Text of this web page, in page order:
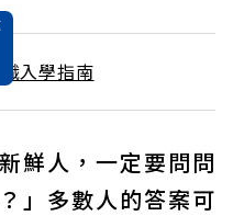
入學指南
鮮人，一定要問問
」多數人的答案可